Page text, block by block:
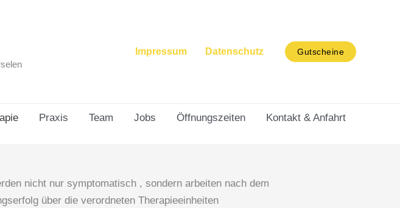
Impressum Datenschutz Gutscheine
Praxis Team Jobs Öffnungszeiten Kontakt & Anfahrt
nicht nur symptomatisch , sondern arbeiten nach dem
über die verordneten Therapieeinheiten